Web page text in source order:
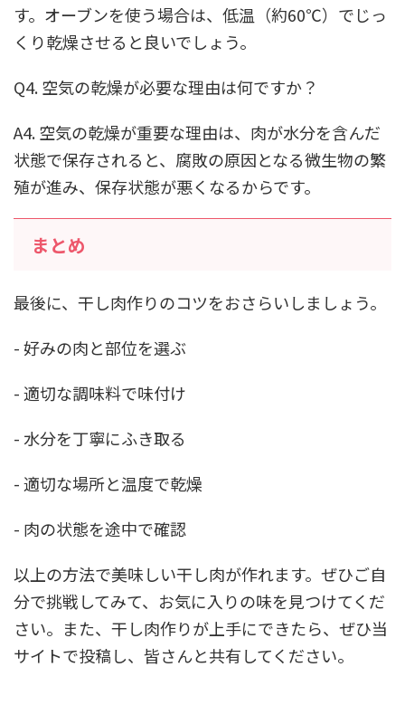
す。オーブンを使う場合は、低温（約60℃）でじっ
くり乾燥させると良いでしょう。
Q4. 空気の乾燥が必要な理由は何ですか？
A4. 空気の乾燥が重要な理由は、肉が水分を含んだ
状態で保存されると、腐敗の原因となる微生物の繁
殖が進み、保存状態が悪くなるからです。
まとめ
最後に、干し肉作りのコツをおさらいしましょう。
- 好みの肉と部位を選ぶ
- 適切な調味料で味付け
- 水分を丁寧にふき取る
- 適切な場所と温度で乾燥
- 肉の状態を途中で確認
以上の方法で美味しい干し肉が作れます。ぜひご自
分で挑戦してみて、お気に入りの味を見つけてくだ
さい。また、干し肉作りが上手にできたら、ぜひ当
サイトで投稿し、皆さんと共有してください。